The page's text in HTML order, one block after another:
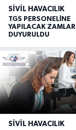
SIVIL HAVACILIK
TGS PERSONELİNE
YAPILACAK ZAMLAR
DUYURULDU
SIVIL HAVACILIK